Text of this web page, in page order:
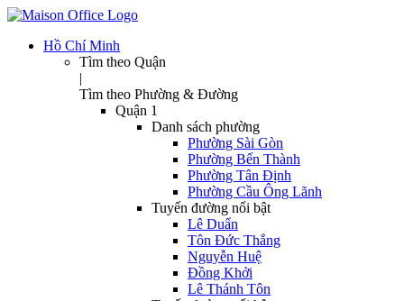
Hồ Chí Minh
Tìm theo Quận
|
Tìm theo Phường & Đường
Quận 1
Danh sách phường
Phường Sài Gòn
Phường Bến Thành
Phường Tân Định
Phường Cầu Ông Lãnh
Tuyến đường nổi bật
Lê Duẩn
Tôn Đức Thắng
Nguyễn Huệ
Đồng Khởi
Lê Thánh Tôn